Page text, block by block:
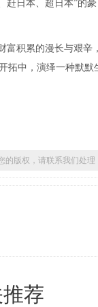
日本、超日本”的
积累的漫长与艰
中，演绎一种默默
版权，请联系我们处理
荐